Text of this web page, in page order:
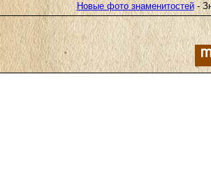
Новые фото знаменитостей-